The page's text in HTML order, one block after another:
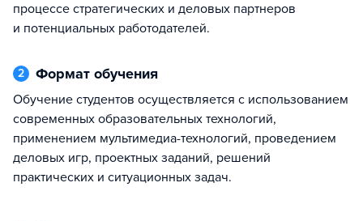
процессе стратегических и деловых партнеров
и потенциальных работодателей.
2 Формат обучения
Обучение студентов осуществляется с использованием
современных образовательных технологий,
применением мультимедиа-технологий, проведением
деловых игр, проектных заданий, решений
практических и ситуационных задач.